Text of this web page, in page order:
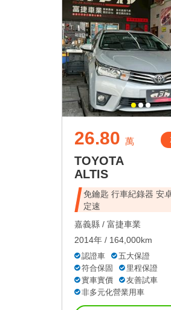
26.80 萬
TOYOTA
ALTIS
免鑰匙 行車紀錄器 安
定速
嘉義縣 / 富捷車業
2014年 / 164,000km
認證車
五大保證
符合保固
里程保證
實車實價
友善試車
非多元化營業用車